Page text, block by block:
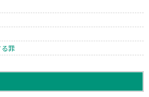
罪